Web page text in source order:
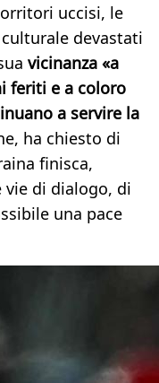
uccisi, le
devastati
vicinanza «a
feriti e a coloro
a servire la
ha chiesto di
finisca,
vie di dialogo, di
una pace